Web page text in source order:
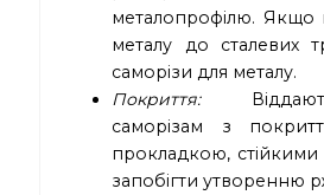
металопрофілю. Якщо
металу до сталевих
саморізи для металу.
Покриття:
саморізам з
прокладкою, стійкими
запобігти утворенню